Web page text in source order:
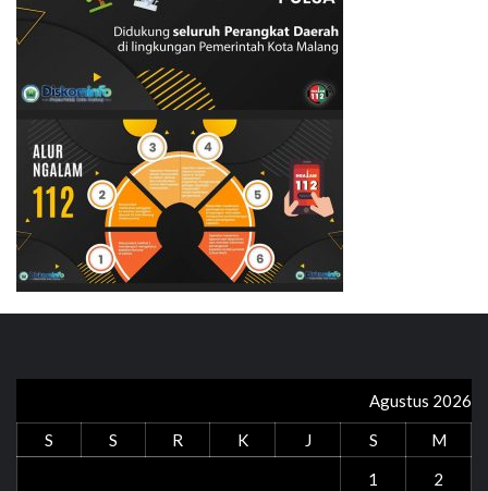
Agustus 2026
S
S R K J S
M
1
2